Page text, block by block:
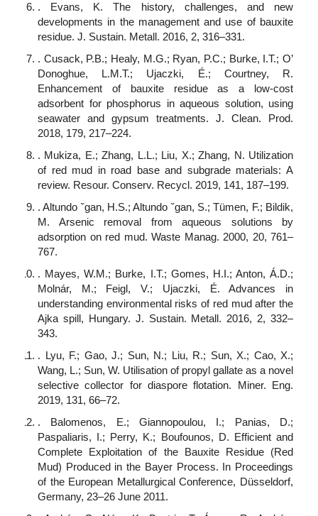
. Evans, K. The history, challenges, and new
developments in the management and use of bauxite
residue. J. Sustain. Metall. 2016, 2, 316–331.
. Cusack, P.B.; Healy, M.G.; Ryan, P.C.; Burke, I.T.; O’
Donoghue, L.M.T.; Ujaczki, É.; Courtney, R.
Enhancement of bauxite residue as a low-cost
adsorbent for phosphorus in aqueous solution, using
seawater and gypsum treatments. J. Clean. Prod.
2018, 179, 217–224.
. Mukiza, E.; Zhang, L.L.; Liu, X.; Zhang, N. Utilization
of red mud in road base and subgrade materials: A
review. Resour. Conserv. Recycl. 2019, 141, 187–199.
. Altundo ˘gan, H.S.; Altundo ˘gan, S.; Tümen, F.; Bildik,
M. Arsenic removal from aqueous solutions by
adsorption on red mud. Waste Manag. 2000, 20, 761–
767.
. Mayes, W.M.; Burke, I.T.; Gomes, H.I.; Anton, Á.D.;
Molnár, M.; Feigl, V.; Ujaczki, É. Advances in
understanding environmental risks of red mud after the
Ajka spill, Hungary. J. Sustain. Metall. 2016, 2, 332–
343.
. Lyu, F.; Gao, J.; Sun, N.; Liu, R.; Sun, X.; Cao, X.;
Wang, L.; Sun, W. Utilisation of propyl gallate as a novel
selective collector for diaspore flotation. Miner. Eng.
2019, 131, 66–72.
. Balomenos, E.; Giannopoulou, I.; Panias, D.;
Paspaliaris, I.; Perry, K.; Boufounos, D. Efficient and
Complete Exploitation of the Bauxite Residue (Red
Mud) Produced in the Bayer Process. In Proceedings
of the European Metallurgical Conference, Düsseldorf,
Germany, 23–26 June 2011.